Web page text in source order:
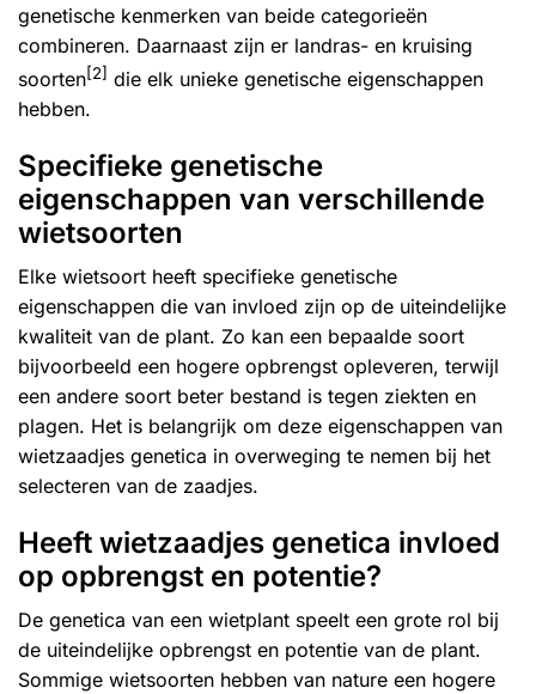
genetische kenmerken van beide categorieën
combineren. Daarnaast zijn er landras- en kruising
soorten[2] die elk unieke genetische eigenschappen
hebben.
Specifieke genetische
eigenschappen van verschillende
wietsoorten
Elke wietsoort heeft specifieke genetische
eigenschappen die van invloed zijn op de uiteindelijke
kwaliteit van de plant. Zo kan een bepaalde soort
bijvoorbeeld een hogere opbrengst opleveren, terwijl
een andere soort beter bestand is tegen ziekten en
plagen. Het is belangrijk om deze eigenschappen van
wietzaadjes genetica in overweging te nemen bij het
selecteren van de zaadjes.
Heeft wietzaadjes genetica invloed
op opbrengst en potentie?
De genetica van een wietplant speelt een grote rol bij
de uiteindelijke opbrengst en potentie van de plant.
Sommige wietsoorten hebben van nature een hogere